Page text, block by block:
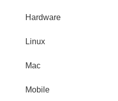
Hardware
Linux
Mac
Mobile